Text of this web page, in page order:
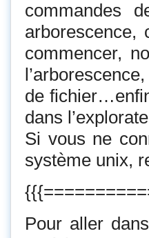
commandes
commencer,
de
dans
Si vous ne
système unix,
Pour aller